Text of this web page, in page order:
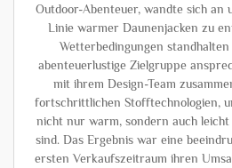
Outdoor-Abenteuer, wandte sich an
Linie warmer Daunenjacken zu
Wetterbedingungen
abenteuerlustige Zielgruppe
mit ihrem Design-Team
fortschrittlichen Stofftechnologien,
nicht nur warm, sondern auch
sind. Das Ergebnis war eine
ersten Verkaufszeitraum ihren